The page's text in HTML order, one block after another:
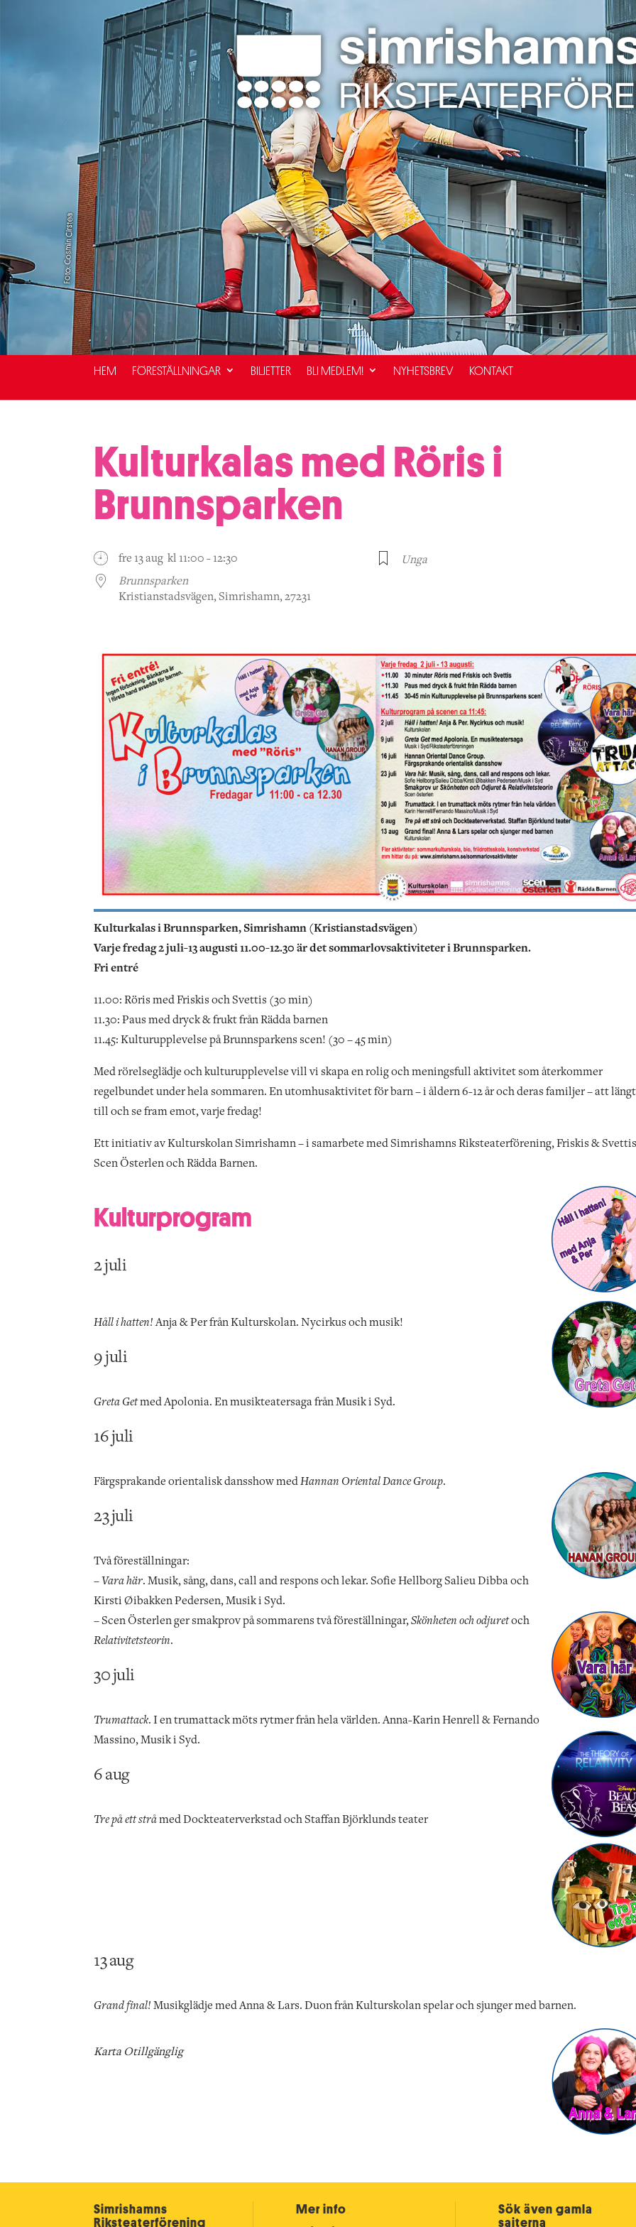
HEM FÖRESTÄLLNINGAR BILJETTER BLI MEDLEM! NYHETSBREV KONTAKT
Kulturkalas med Röris i
Brunnsparken
fre 13 aug kl 11:00 - 12:30
Brunnsparken
Kristianstadsvägen, Simrishamn, 27231
Unga
Kulturkalas i Brunnsparken, Simrishamn (Kristianstadsvägen)
Varje fredag 2 juli-13 augusti 11.00-12.30 är det sommarlovsaktiviteter i Brunnsparken.
Fri entré
11.00: Röris med Friskis och Svettis (30 min)
11.30: Paus med dryck & frukt från Rädda barnen
11.45: Kulturupplevelse på Brunnsparkens scen! (30 – 45 min)
Med rörelseglädje och kulturupplevelse vill vi skapa en rolig och meningsfull aktivitet som återkommer
regelbundet under hela sommaren. En utomhusaktivitet för barn – i åldern 6-12 år och deras familjer – att
till och se fram emot, varje fredag!
Ett initiativ av Kulturskolan Simrishamn – i samarbete med Simrishamns Riksteaterförening, Friskis &
Scen Österlen och Rädda Barnen.
Kulturprogram
2 juli
Håll i hatten!Anja & Per från Kulturskolan. Nycirkus och musik!
9 juli
Greta Getmed Apolonia. En musikteatersaga från Musik i Syd.
16 juli
Färgsprakande orientalisk dansshow medHannan Oriental Dance Group.
23 juli
Två föreställningar:
– Vara här. Musik, sång, dans, call and respons och lekar. Sofie Hellborg Salieu Dibba och
Kirsti Øibakken Pedersen, Musik i Syd.
– Scen Österlen ger smakprov på sommarens två föreställningar,Skönheten och odjuretoch
Relativitetsteorin.
30 juli
Trumattack. I en trumattack möts rytmer från hela världen. Anna-Karin Henrell & Fernando
Massino, Musik i Syd.
6 aug
Tre på ett stråmed Dockteaterverkstad och Staffan Björklunds teater
13 aug
Grand final! Musikglädje med Anna & Lars. Duon från Kulturskolan spelar och sjunger med barnen.
Karta Otillgänglig
Simrishamns
Riksteater­förening
Mer info
Sök även gamla
sajterna